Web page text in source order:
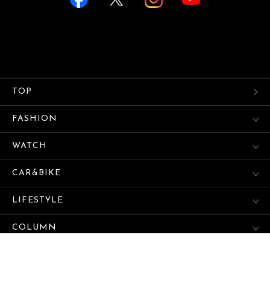
TOP
FASHION
WATCH
CAR&BIKE
LIFESTYLE
COLUMN